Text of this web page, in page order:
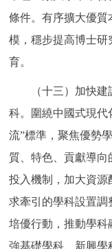
條件。有序擴大優質
模，穩步提高博士研
育。
（十三）加快
科。圍繞中國式現代
流”標準，聚焦優勢
質、特色、貢獻導
投入機制，加大資源
求牽引的學科設置
培優行動，推動學科
強基礎學科、新興學